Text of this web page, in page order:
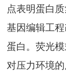
点表明蛋白
基因编辑工
蛋白。荧光
对压力环境的